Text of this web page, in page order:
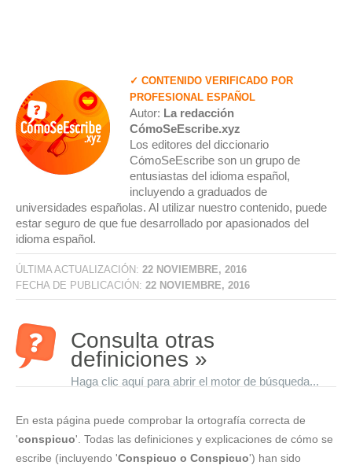
✓ CONTENIDO VERIFICADO POR
PROFESIONAL ESPAÑOL
Autor: La redacción
CómoSeEscribe.xyz
Los editores del diccionario
CómoSeEscribe son un grupo de
entusiastas del idioma español,
incluyendo a graduados de
universidades españolas. Al utilizar nuestro contenido, puede
estar seguro de que fue desarrollado por apasionados del
idioma español.
ÚLTIMA ACTUALIZACIÓN: 22 NOVIEMBRE, 2016
FECHA DE PUBLICACIÓN: 22 NOVIEMBRE, 2016
Consulta otras
definiciones »
Haga clic aquí para abrir el motor de búsqueda...
En esta página puede comprobar la ortografía correcta de
'conspicuo'. Todas las definiciones y explicaciones de cómo se
escribe (incluyendo 'Conspicuo o Conspicuo') han sido